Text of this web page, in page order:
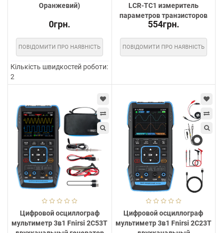
Оранжевий)
0грн.
ПОВІДОМИТИ ПРО НАЯВНІСТЬ
Кількість швидкостей роботи:
2
LCR-TC1 измеритель
параметров транзисторов
554грн.
ПОВІДОМИТИ ПРО НАЯВНІСТЬ
Цифровой осциллограф
мультиметр 3в1 Fnirsi 2C53T
Цифровой осциллограф
мультиметр 3в1 Fnirsi 2C23T